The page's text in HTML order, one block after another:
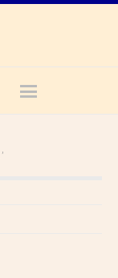
’